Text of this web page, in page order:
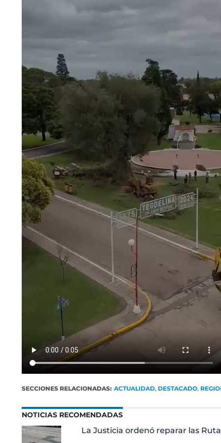
SECCIONES RELACIONADAS: ACTUALIDAD, DESTACADO,
NOTICIAS RECOMENDADAS
La Justicia ordenó reparar las